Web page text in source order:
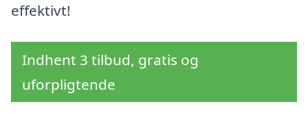
effektivt!
Indhent 3 tilbud, gratis og
uforpligtende